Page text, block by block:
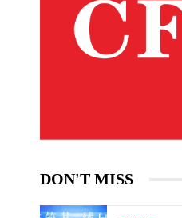
DON'T MISS